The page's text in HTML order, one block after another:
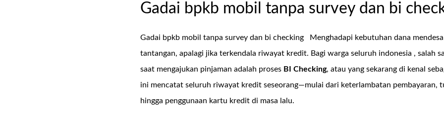
Gadai bpkb mobil tanpa survey dan bi
Gadai bpkb mobil tanpa survey dan bi checking
Menghadapi kebutuhan dana
tantangan, apalagi jika terkendala riwayat kredit. Bagi warga seluruh indonesia , salah
saat mengajukan pinjaman adalah proses BI Checking, atau yang sekarang di kenal
ini mencatat seluruh riwayat kredit seseorang—mulai dari keterlambatan pembayaran,
hingga penggunaan kartu kredit di masa lalu.